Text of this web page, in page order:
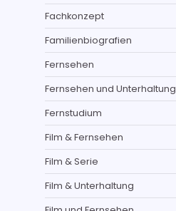
Fachkonzept
Familienbiografien
Fernsehen
Fernsehen und Unterhaltung
Fernstudium
Film & Fernsehen
Film & Serie
Film & Unterhaltung